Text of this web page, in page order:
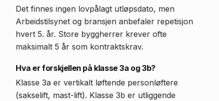
Det finnes ingen lovpålagt utløpsdato, men
Arbeidstilsynet og bransjen anbefaler repetisjon
hvert 5. år. Store byggherrer krever ofte
maksimalt 5 år som kontraktskrav.
Hva er forskjellen på klasse 3a og 3b?
Klasse 3a er vertikalt løftende personløftere
(sakselift, mast-lift). Klasse 3b er utliggende